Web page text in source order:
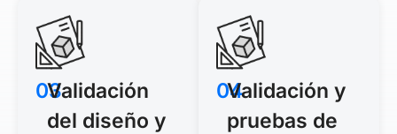
03
Validación
del diseño y
04
Validación y
pruebas de